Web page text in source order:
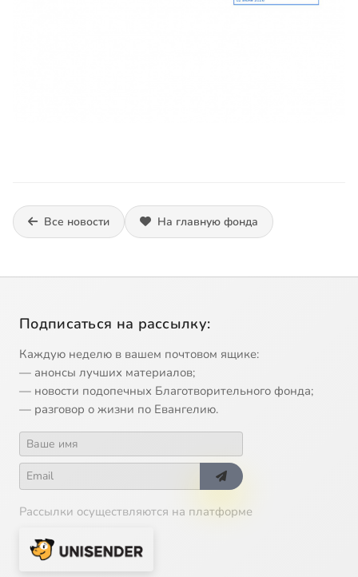
Все новости На главную фонда
Подписаться на рассылку:
Каждую неделю в вашем почтовом ящике:
— анонсы лучших материалов;
— новости подопечных Благотворительного фонда;
— разговор о жизни по Евангелию.
Рассылки осуществляются на платформе